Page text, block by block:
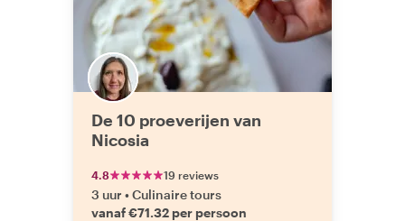
De 10 proeverijen van
Nicosia
4.8 19 reviews
3 uur •Culinaire tours
vanaf €71.32 per persoon